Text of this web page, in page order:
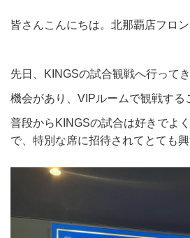
皆さんこんにちは。北那覇店フロン
先日、KINGSの試合観戦へ行って
機会があり、VIPルームで観戦する
普段からKINGSの試合は好きでよ
で、特別な席に招待されてとても